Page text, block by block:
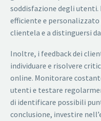
soddisfazione degli
efficiente e
clientela e a distinguersi
Inoltre, i feedback dei
individuare e risolvere
online. Monitorare
utenti e testare
di identificare possibili
conclusione, investire